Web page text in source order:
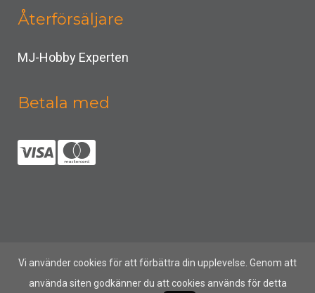
Vi använder cookies för att förbättra din upplevelse. Genom att
använda siten godkänner du att cookies används för detta
Återförsäljare
MJ-Hobby Experten
Betala med